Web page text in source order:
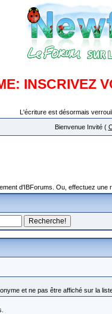
INSCRIVEZ
L'écriture est désormais
Bienvenue Invité (
d'IBForums. Ou, effectuez une
et ne pas être affiché sur la